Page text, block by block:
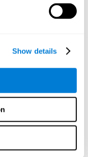
Show details
力会怎样？
种认知功能，我们的日